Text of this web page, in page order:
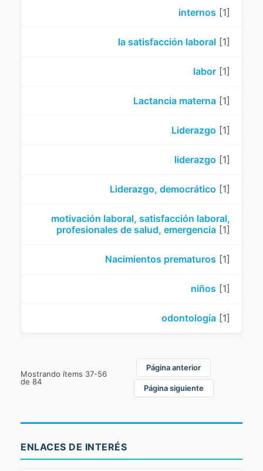
internos [1]
la satisfacción laboral [1]
labor [1]
Lactancia materna [1]
Liderazgo [1]
liderazgo [1]
Liderazgo, democrático [1]
motivación laboral, satisfacción laboral,
profesionales de salud, emergencia [1]
Nacimientos prematuros [1]
niños [1]
odontología [1]
Mostrando ítems 37-56
de 84
Página anterior
Página siguiente
ENLACES DE INTERÉS